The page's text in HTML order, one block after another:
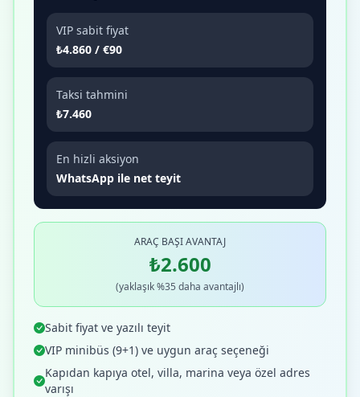
VIP sabit fiyat
₺4.860 / €90
Taksi tahmini
₺7.460
En hizli aksiyon
WhatsApp ile net teyit
ARAÇ BAŞI AVANTAJ
₺2.600
(yaklaşık %35 daha avantajlı)
Sabit fiyat ve yazılı teyit
VIP minibüs (9+1) ve uygun araç seçeneği
Kapıdan kapıya otel, villa, marina veya özel adres
varışı